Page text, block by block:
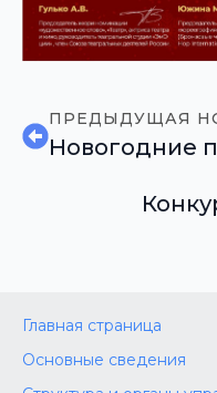
ПРЕДЫДУЩАЯ
Новогодние
Главная страница
Основные сведения